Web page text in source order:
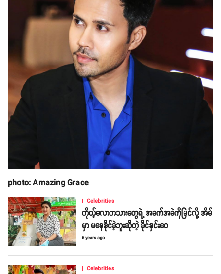
photo: Amazing Grace
Celebrities
ကိုယ့်လောကသားတွေရဲ့ အခက်အခဲကိုမြင်လို့ အိမ်
မှာ မနေနိုင်ခဲ့ဘူးဆိုတဲ့ ခိုင်နှင်းဝေ
6 years ago
Celebrities